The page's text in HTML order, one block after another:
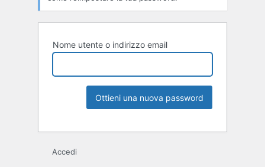
Nome utente o indirizzo email
Accedi